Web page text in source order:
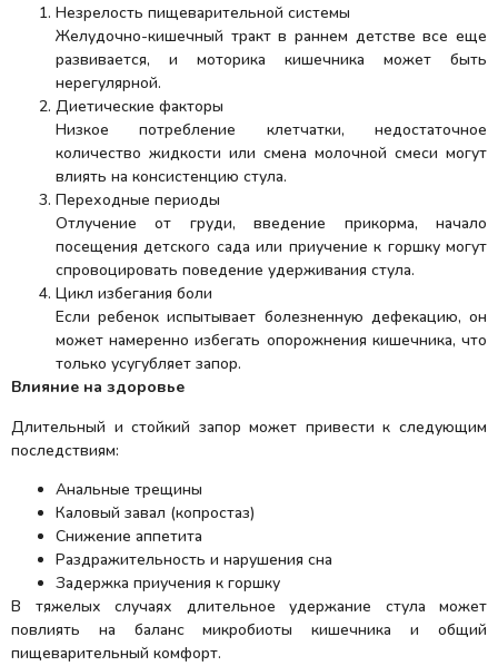
Незрелость пищеварительной системы
Желудочно-кишечный тракт в раннем детстве все еще
развивается, и моторика кишечника может быть
нерегулярной.
Диетические факторы
Низкое потребление клетчатки, недостаточное
количество жидкости или смена молочной смеси могут
влиять на консистенцию стула.
Переходные периоды
Отлучение от груди, введение прикорма, начало
посещения детского сада или приучение к горшку могут
спровоцировать поведение удерживания стула.
Цикл избегания боли
Если ребенок испытывает болезненную дефекацию, он
может намеренно избегать опорожнения кишечника, что
только усугубляет запор.
Влияние на здоровье
Длительный и стойкий запор может привести к следующим
последствиям:
Анальные трещины
Каловый завал (копростаз)
Снижение аппетита
Раздражительность и нарушения сна
Задержка приучения к горшку
В тяжелых случаях длительное удержание стула может
повлиять на баланс микробиоты кишечника и общий
пищеварительный комфорт.